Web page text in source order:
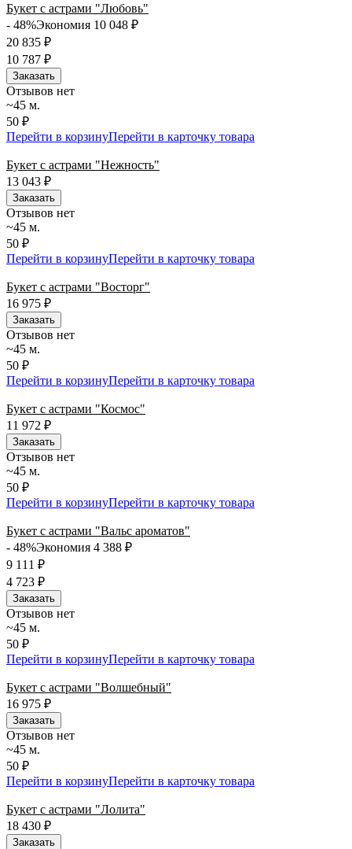
Букет с астрами "Любовь"
- 48%Экономия 10 048 ₽
20 835 ₽
10 787 ₽
Заказать
Отзывов нет
~45 м.
50 ₽
Перейти в корзинуПерейти в карточку товара
Букет с астрами "Нежность"
13 043 ₽
Заказать
Отзывов нет
~45 м.
50 ₽
Перейти в корзинуПерейти в карточку товара
Букет с астрами "Восторг"
16 975 ₽
Заказать
Отзывов нет
~45 м.
50 ₽
Перейти в корзинуПерейти в карточку товара
Букет с астрами "Космос"
11 972 ₽
Заказать
Отзывов нет
~45 м.
50 ₽
Перейти в корзинуПерейти в карточку товара
Букет с астрами "Вальс ароматов"
- 48%Экономия 4 388 ₽
9 111 ₽
4 723 ₽
Заказать
Отзывов нет
~45 м.
50 ₽
Перейти в корзинуПерейти в карточку товара
Букет с астрами "Волшебный"
16 975 ₽
Заказать
Отзывов нет
~45 м.
50 ₽
Перейти в корзинуПерейти в карточку товара
Букет с астрами "Лолита"
18 430 ₽
Заказать